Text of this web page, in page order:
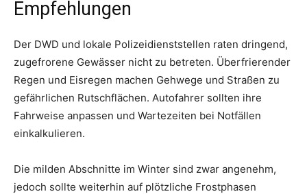
Empfehlungen
Der DWD und lokale Polizeidienststellen raten dringend,
zugefrorene Gewässer nicht zu betreten. Überfrierender
Regen und Eisregen machen Gehwege und Straßen zu
gefährlichen Rutschflächen. Autofahrer sollten ihre
Fahrweise anpassen und Wartezeiten bei Notfällen
einkalkulieren.
Die milden Abschnitte im Winter sind zwar angenehm,
jedoch sollte weiterhin auf plötzliche Frostphasen